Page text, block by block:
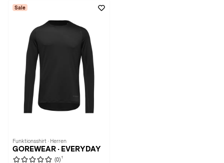
Sale
Funktionsshirt · Herren
GOREWEAR · EVERYDAY
(0) 1